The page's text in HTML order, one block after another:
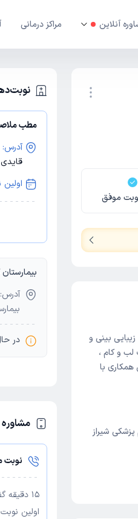
آنلاین مراکز درمانی
موفق
مطب
آدرس:
قایدی
اولین
بیمارستان
در
نوبت
15 دقیقه
اولین نوبت
بینی و
و کام ،
با
شیراز